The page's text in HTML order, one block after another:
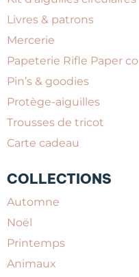
Livres & patrons
Mercerie
Papeterie Rifle Paper co
Pin’s & goodies
Protège-aiguilles
Trousses de tricot
Carte cadeau
COLLECTIONS
Automne
Noël
Printemps
Animaux